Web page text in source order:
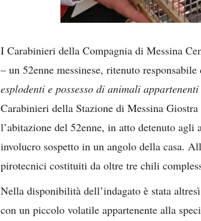
I Carabinieri della Compagnia di Messina
– un 52enne messinese, ritenuto
esplodenti e possesso di animali
Carabinieri della Stazione di Messina
l’abitazione del 52enne, in atto detenuto
involucro sospetto in un angolo della casa.
pirotecnici costituiti da oltre tre chili
Nella disponibilità dell’indagato è stata
con un piccolo volatile appartenente alla